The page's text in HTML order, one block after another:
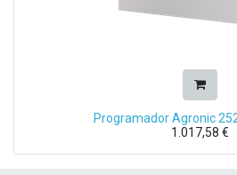
Programador Agronic
1.017,58 €